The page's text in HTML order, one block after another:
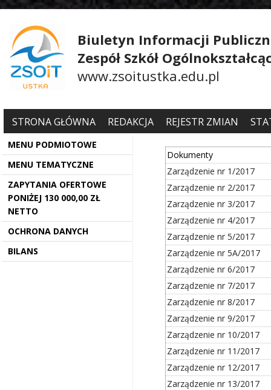
Biuletyn Informacji
Zespół Szkół
www.zsoitustka.edu.pl
STRONA GŁÓWNA REDAKCJA REJESTR ZMIAN
MENU PODMIOTOWE
MENU TEMATYCZNE
ZAPYTANIA OFERTOWE
PONIŻEJ 130 000,00 ZŁ
NETTO
OCHRONA DANYCH
BILANS
Dokumenty
Zarządzenie nr 1/2017
Zarządzenie nr 2/2017
Zarządzenie nr 3/2017
Zarządzenie nr 4/2017
Zarządzenie nr 5/2017
Zarządzenie nr 5A/2017
Zarządzenie nr 6/2017
Zarządzenie nr 7/2017
Zarządzenie nr 8/2017
Zarządzenie nr 9/2017
Zarządzenie nr 10/2017
Zarządzenie nr 11/2017
Zarządzenie nr 12/2017
Zarządzenie nr 13/2017